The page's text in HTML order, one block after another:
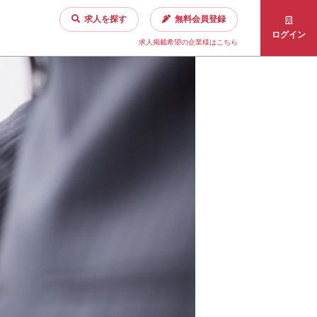
求人を探す 無料会員登録
求人掲載希望の企業様はこちら
ログイン